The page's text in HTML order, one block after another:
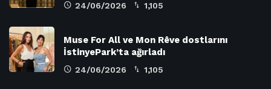
24/06/2026 1,105
Muse For All ve Mon Rêve dostlarını
İstinyePark’ta ağırladı
24/06/2026 1,105